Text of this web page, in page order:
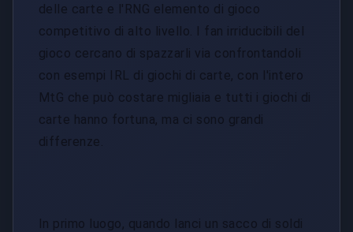
delle carte e l'RNG elemento di gioco
competitivo di alto livello. I fan irriducibili del
gioco cercano di spazzarli via confrontandoli
con esempi IRL di giochi di carte, con l'intero
MtG che può costare migliaia e tutti i giochi di
carte hanno fortuna, ma ci sono grandi
differenze.
In primo luogo, quando lanci un sacco di soldi